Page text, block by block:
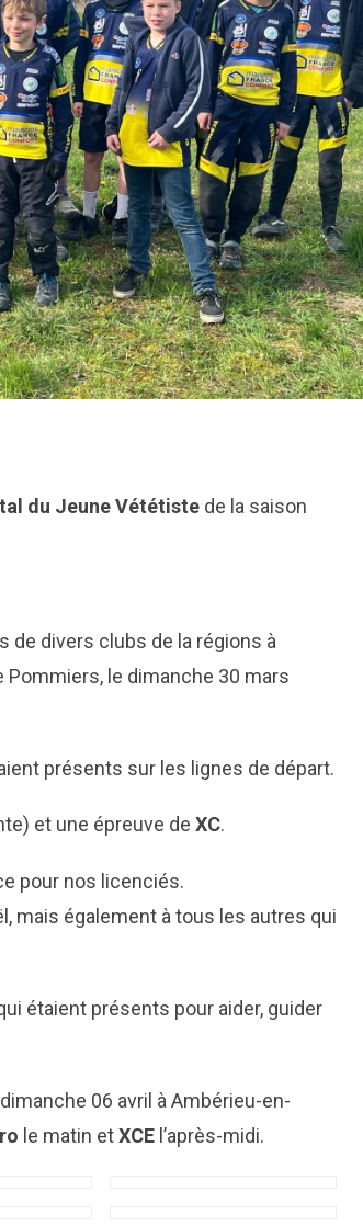
du Jeune Vététistede la saison
de divers clubs de la régions à
le dimanche 30 mars
présents sur les lignes de départ.
et une épreuve de XC.
pour nos licenciés.
mais également à tous les autres qui
étaient présents pour aider, guider
06 avril à Ambérieu-en-
le matin etXCE l’après-midi.